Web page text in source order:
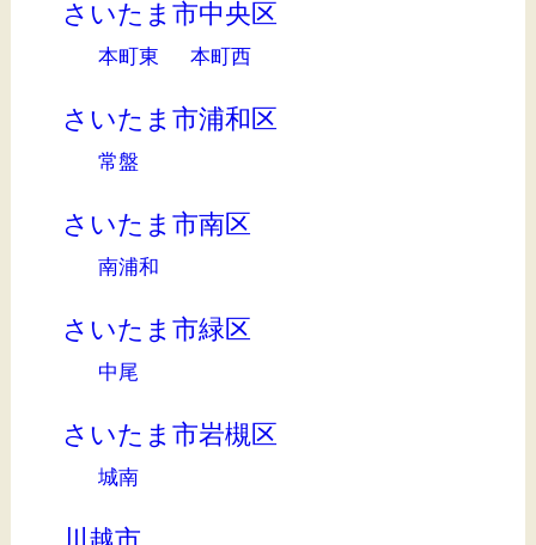
さいたま市中央区
本町東 本町西
さいたま市浦和区
常盤
さいたま市南区
南浦和
さいたま市緑区
中尾
さいたま市岩槻区
城南